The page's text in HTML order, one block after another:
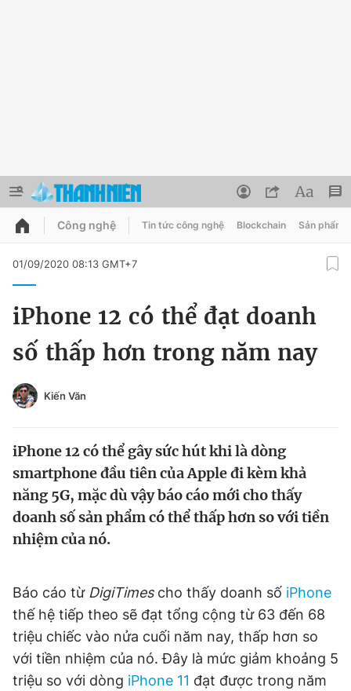
QUẢNG CÁO ĐẶT BÁO
Chào ngày mới
Tin thị trường Tin 360
Video Magazine
Tiện ích Bạn cần biết
Thông tin tòa soạn Liên hệ quảng cáo
Đổi mật khẩu
Tin đã lưu
Công nghệ Tin tức công nghệ Blockchain Sản phẩm
01/09/2020 08:13 GMT+7
iPhone 12 có thể đạt doanh
số thấp hơn trong năm nay
Kiến Văn
iPhone 12 có thể gây sức hút khi là dòng
smartphone đầu tiên của Apple đi kèm khả
năng 5G, mặc dù vậy báo cáo mới cho thấy
doanh số sản phẩm có thể thấp hơn so với tiền
nhiệm của nó.
Báo cáo từ DigiTimes cho thấy doanh số iPhone
thế hệ tiếp theo sẽ đạt tổng cộng từ 63 đến 68
triệu chiếc vào nửa cuối năm nay, thấp hơn so
với tiền nhiệm của nó. Đây là mức giảm khoảng 5
triệu so với dòng iPhone 11 đạt được trong năm